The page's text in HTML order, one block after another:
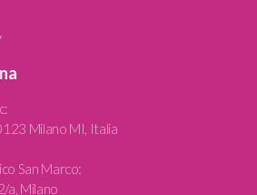
:
Milano MI, Italia
San Marco:
a, Milano